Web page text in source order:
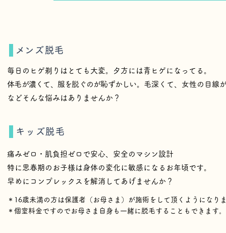
​メンズ脱毛
毎日のヒゲ剃りはとても大変。夕方には青ヒゲになってる。
体毛が濃くて、服を脱ぐのが恥ずかしい。 毛深くて、女性の目線
などそんな悩みはありませんか？
キッズ脱毛
痛みゼロ・肌負担ゼロで安心、安全のマシン設計
特に思春期のお子様は身体の変化に敏感になるお年頃です。
早めにコンプレックスを解消してあげませんか？
＊16歳未満の方は保護者（お母さま）が施術をして頂くようになり
＊個室料金ですのでお母さま自身も一緒に脱毛することもできます。